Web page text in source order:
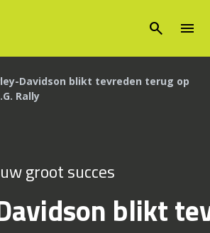
search menu
Davidson blikt tevreden terug op
Rally
groot succes
blikt